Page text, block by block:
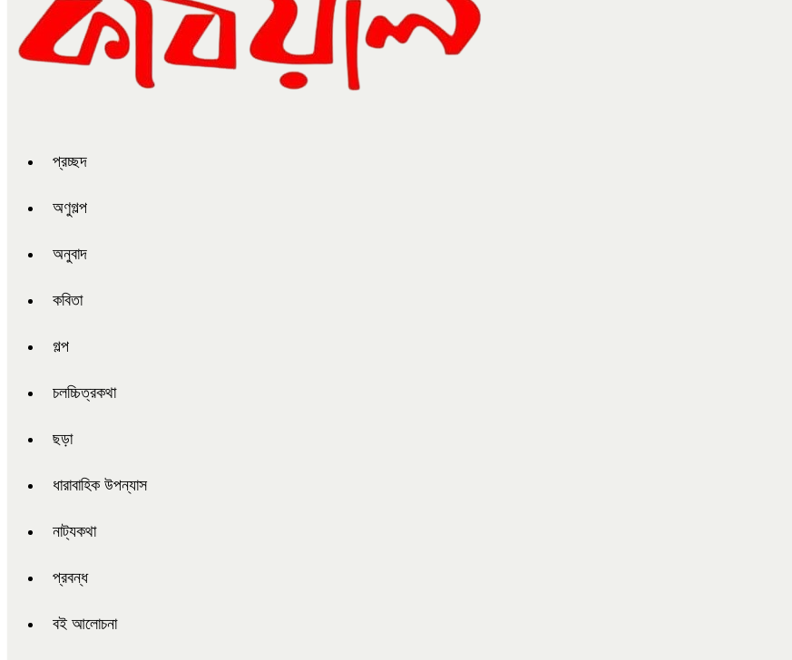
প্রচ্ছদ
অণুগল্প
অনুবাদ
কবিতা
গল্প
চলচ্চিত্রকথা
ছড়া
ধারাবাহিক উপন্যাস
নাট্যকথা
প্রবন্ধ
বই আলোচনা